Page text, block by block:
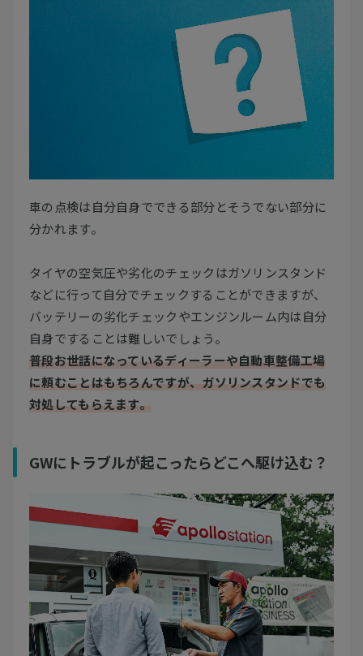
車の点検は自分自身でできる部分とそうでない部分に
分かれます。
タイヤの空気圧や劣化のチェックはガソリンスタンド
などに行って自分でチェックすることができますが、
バッテリーの劣化チェックやエンジンルーム内は自分
自身ですることは難しいでしょう。
普段お世話になっているディーラーや自動車整備工場
に頼むことはもちろんですが、ガソリンスタンドでも
対処してもらえます。
GWにトラブルが起こったらどこへ駆け込む？